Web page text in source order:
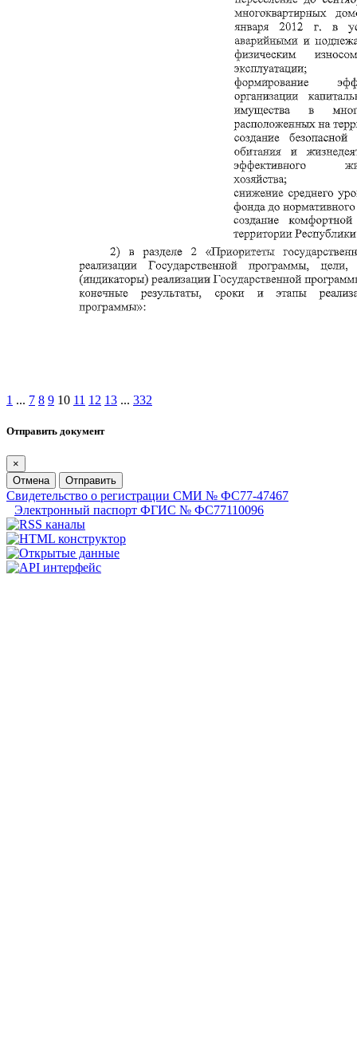
1 ... 7 8 9 10 11 12 13 ... 332
Отправить документ
×
Отмена
Отправить
Свидетельство о регистрации СМИ № ФС77-47467
Электронный паспорт ФГИС № ФС77110096